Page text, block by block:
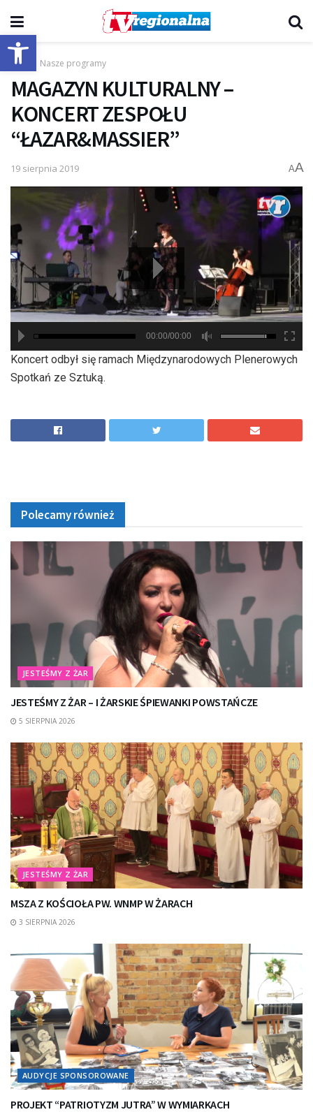
Otwórz pasek narzędzi
Start Nasze programy
MAGAZYN KULTURALNY –
KONCERT ZESPOŁU
“ŁAZAR&MASSIER”
19 sierpnia 2019 AA
hd2880
hd2160
hd2160
hd1440
highres
hd1080
hd720
large
medium
small
tiny
00:00/00:00
Koncert odbył się ramach Międzynarodowych Plenerowych
Spotkań ze Sztuką.
Polecamy również
JESTEŚMY Z ŻAR
JESTEŚMY Z ŻAR – I ŻARSKIE ŚPIEWANKI POWSTAŃCZE
5 SIERPNIA 2026
JESTEŚMY Z ŻAR
MSZA Z KOŚCIOŁA PW. WNMP W ŻARACH
3 SIERPNIA 2026
AUDYCJE SPONSOROWANE
PROJEKT “PATRIOTYZM JUTRA” W WYMIARKACH